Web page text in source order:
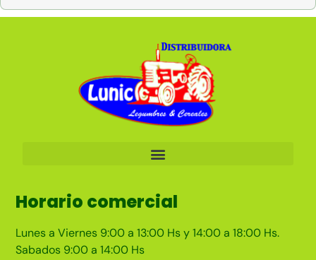
Horario comercial
Lunes a Viernes 9:00 a 13:00 Hs y 14:00 a 18:00 Hs.
Sabados 9:00 a 14:00 Hs